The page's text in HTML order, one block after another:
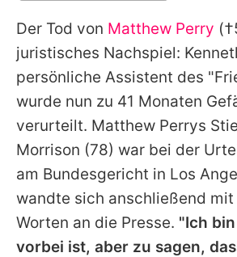
Alle Themen auf
Jobs
App runterladen
Team
Redaktionelle
Impressum
Der Tod von Matthew Perry
juristisches Nachspiel:
persönliche Assistent des
wurde nun zu 41 Monaten
verurteilt. Matthew Perrys
Morrison (78) war bei der
am Bundesgericht in Los
wandte sich anschließend
Worten an die Presse. "Ich
vorbei ist, aber zu sagen,